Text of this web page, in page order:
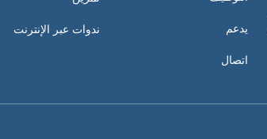
يدعم
اتصال
ندوات عبر الإنترنت